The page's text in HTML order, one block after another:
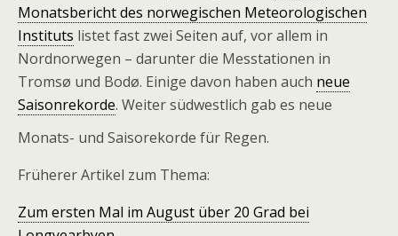
Monatsbericht des norwegischen Meteorologischen
Instituts listet fast zwei Seiten auf, vor allem in
Nordnorwegen – darunter die Messtationen in
Tromsø und Bodø. Einige davon haben auch neue
Saisonrekorde. Weiter südwestlich gab es neue
Monats- und Saisorekorde für Regen.
Früherer Artikel zum Thema:
Zum ersten Mal im August über 20 Grad bei